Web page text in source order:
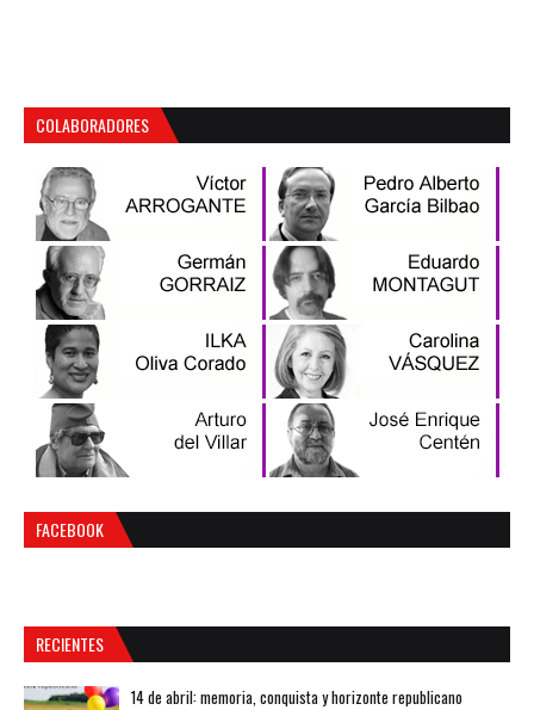
COLABORADORES
FACEBOOK
RECIENTES
14 de abril: memoria, conquista y horizonte republicano